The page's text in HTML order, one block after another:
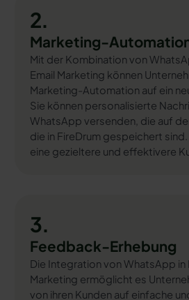
2.
Marketing-
Mit der Kombination von
Email Marketing können
Marketing-Automation auf ein
Sie können personalisierte
WhatsApp versenden, die auf
die in FireDrum gespeichert
eine gezieltere und effektivere
3.
Feedback-Erhebung
Die Integration von WhatsApp in
Marketing ermöglicht es
von ihren Kunden auf einfache